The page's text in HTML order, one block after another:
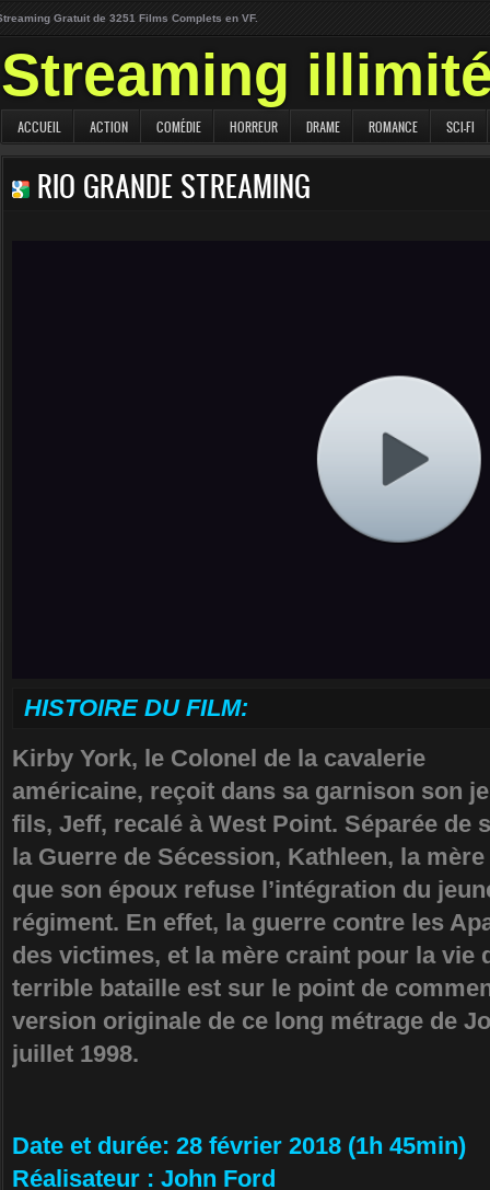
Gratuit de 3251 Films Complets en VF.
Streaming
ACCUEIL ACTION COMÉDIE HORREUR DRAME ROMANCE SCI-FI
RIO GRANDE STREAMING
HISTOIRE DU FILM:
Kirby York, le Colonel de la cavalerie
américaine, reçoit dans sa garnison son
fils, Jeff, recalé à West Point. Séparée de
la Guerre de Sécession, Kathleen, la
que son époux refuse l’intégration du
régiment. En effet, la guerre contre les
des victimes, et la mère craint pour la vie
terrible bataille est sur le point de
version originale de ce long métrage de
juillet 1998.
Da­te et durée: 28 février 2018 (1h 45min)
Ré­alisateur : John Ford